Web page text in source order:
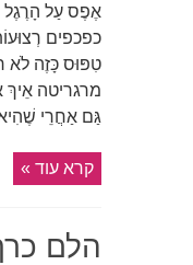
אֶפֶס עַל הָרֶגֶל
כפכפים
טִפּוּס כָּזֶה לֹא
מרגריטה
גַּם אַחֲרֵי
קרא עוד »
הלם